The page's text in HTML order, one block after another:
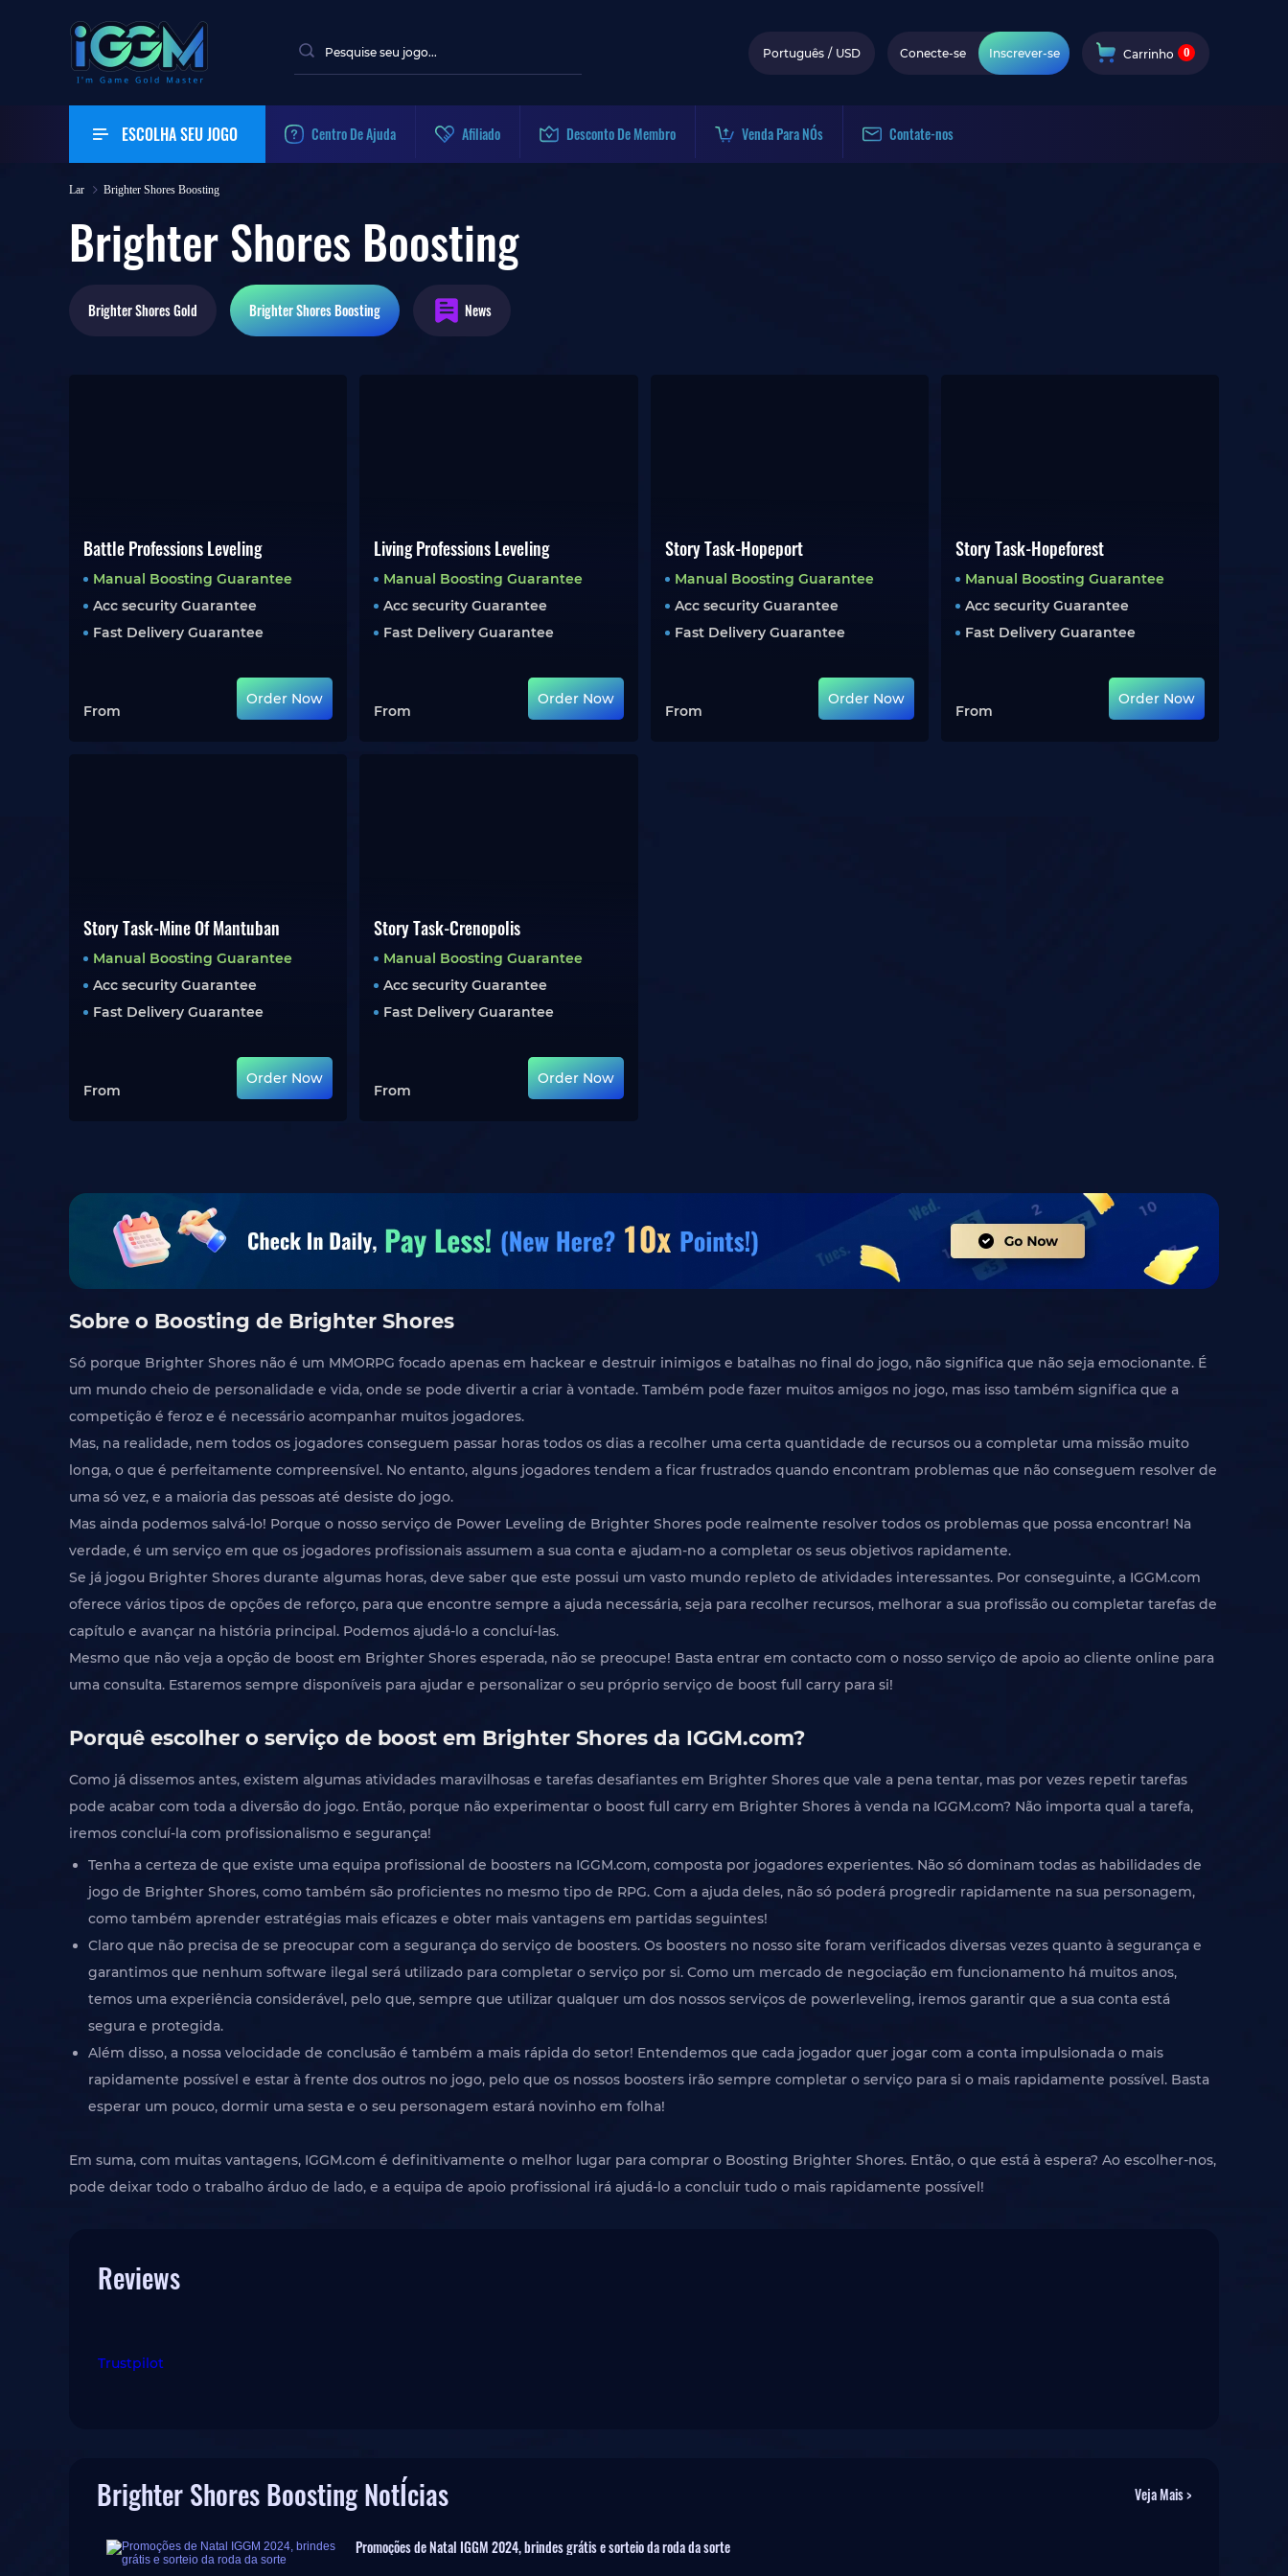
Português / USD Conecte-se Inscrever-se Carrinho 0
ESCOLHA SEU JOGO Centro De Ajuda Afiliado Desconto De Membro Venda Para NÓs Contate-nos
Lar Brighter Shores Boosting
Brighter Shores Boosting
Brighter ShoresGold Brighter ShoresBoosting News
Battle Professions Leveling
Manual Boosting Guarantee
Acc security Guarantee
Fast Delivery Guarantee
From
Order Now
Living Professions Leveling
Manual Boosting Guarantee
Acc security Guarantee
Fast Delivery Guarantee
From
Order Now
Story Task-Hopeport
Manual Boosting Guarantee
Acc security Guarantee
Fast Delivery Guarantee
From
Order Now
Story Task-Hopeforest
Manual Boosting Guarantee
Acc security Guarantee
Fast Delivery Guarantee
From
Order Now
Story Task-Mine Of Mantuban
Manual Boosting Guarantee
Acc security Guarantee
Fast Delivery Guarantee
From
Order Now
Story Task-Crenopolis
Manual Boosting Guarantee
Acc security Guarantee
Fast Delivery Guarantee
From
Order Now
Sobre o Boosting de Brighter Shores
Só porque Brighter Shores não é um MMORPG focado apenas em hackear e destruir inimigos e batalhas no final do jogo, não significa que não seja emocionante. É
um mundo cheio de personalidade e vida, onde se pode divertir a criar à vontade. Também pode fazer muitos amigos no jogo, mas isso também significa que a
competição é feroz e é necessário acompanhar muitos jogadores.
Mas, na realidade, nem todos os jogadores conseguem passar horas todos os dias a recolher uma certa quantidade de recursos ou a completar uma missão muito
longa, o que é perfeitamente compreensível. No entanto, alguns jogadores tendem a ficar frustrados quando encontram problemas que não conseguem resolver de
uma só vez, e a maioria das pessoas até desiste do jogo.
Mas ainda podemos salvá-lo! Porque o nosso serviço de Power Leveling de Brighter Shores pode realmente resolver todos os problemas que possa encontrar! Na
verdade, é um serviço em que os jogadores profissionais assumem a sua conta e ajudam-no a completar os seus objetivos rapidamente.
Se já jogou Brighter Shores durante algumas horas, deve saber que este possui um vasto mundo repleto de atividades interessantes. Por conseguinte, a IGGM.com
oferece vários tipos de opções de reforço, para que encontre sempre a ajuda necessária, seja para recolher recursos, melhorar a sua profissão ou completar tarefas de
capítulo e avançar na história principal. Podemos ajudá-lo a concluí-las.
Mesmo que não veja a opção de boost em Brighter Shores esperada, não se preocupe! Basta entrar em contacto com o nosso serviço de apoio ao cliente online para
uma consulta. Estaremos sempre disponíveis para ajudar e personalizar o seu próprio serviço de boost full carry para si!
Porquê escolher o serviço de boost em Brighter Shores da IGGM.com?
Como já dissemos antes, existem algumas atividades maravilhosas e tarefas desafiantes em Brighter Shores que vale a pena tentar, mas por vezes repetir tarefas
pode acabar com toda a diversão do jogo. Então, porque não experimentar o boost full carry em Brighter Shores à venda na IGGM.com? Não importa qual a tarefa,
iremos concluí-la com profissionalismo e segurança!
Tenha a certeza de que existe uma equipa profissional de boosters na IGGM.com, composta por jogadores experientes. Não só dominam todas as habilidades de
jogo de Brighter Shores, como também são proficientes no mesmo tipo de RPG. Com a ajuda deles, não só poderá progredir rapidamente na sua personagem,
como também aprender estratégias mais eficazes e obter mais vantagens em partidas seguintes!
Claro que não precisa de se preocupar com a segurança do serviço de boosters. Os boosters no nosso site foram verificados diversas vezes quanto à segurança e
garantimos que nenhum software ilegal será utilizado para completar o serviço por si. Como um mercado de negociação em funcionamento há muitos anos,
temos uma experiência considerável, pelo que, sempre que utilizar qualquer um dos nossos serviços de powerleveling, iremos garantir que a sua conta está
segura e protegida.
Além disso, a nossa velocidade de conclusão é também a mais rápida do setor! Entendemos que cada jogador quer jogar com a conta impulsionada o mais
rapidamente possível e estar à frente dos outros no jogo, pelo que os nossos boosters irão sempre completar o serviço para si o mais rapidamente possível. Basta
esperar um pouco, dormir uma sesta e o seu personagem estará novinho em folha!
Em suma, com muitas vantagens, IGGM.com é definitivamente o melhor lugar para comprar o Boosting Brighter Shores. Então, o que está à espera? Ao escolher-nos,
pode deixar todo o trabalho árduo de lado, e a equipa de apoio profissional irá ajudá-lo a concluir tudo o mais rapidamente possível!
Reviews
Trustpilot
Brighter Shores Boosting NotÍcias Veja Mais >
Promoções de Natal IGGM 2024, brindes grátis e sorteio da roda da sorte